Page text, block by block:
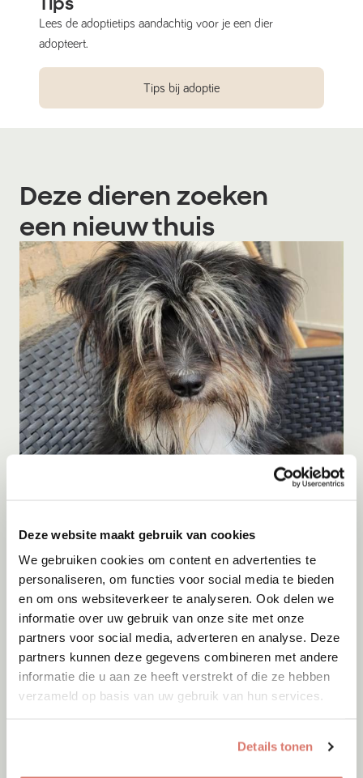
Deze website maakt gebruik van cookies
We gebruiken cookies om content en advertenties te
personaliseren, om functies voor social media te bieden
en om ons websiteverkeer te analyseren. Ook delen we
informatie over uw gebruik van onze site met onze
partners voor social media, adverteren en analyse. Deze
partners kunnen deze gegevens combineren met andere
informatie die u aan ze heeft verstrekt of die ze hebben
verzameld op basis van uw gebruik van hun services.
Details tonen
Lees de adoptietips aandachtig voor je een dier
adopteert.
Tips bij adoptie
Deze dieren zoeken
een nieuw thuis